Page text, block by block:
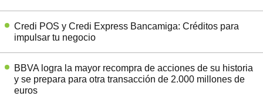
Credi POS y Credi Express Bancamiga: Créditos para
impulsar tu negocio
BBVA logra la mayor recompra de acciones de su historia
y se prepara para otra transacción de 2.000 millones de
euros